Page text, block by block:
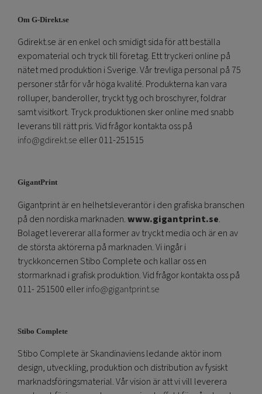
Om G-Direkt.se
Gdirekt.se är en enkel och smidigt sida för att beställa
expomaterial och tryck till företag. Ett tryckeri online på
nätet med produktion i Sverige. Vår trevliga personal på 75
personer står för vår höga kvalité. Produkterna kan vara
rolluper, banderoller, tryckt tyg och broschyrer, foldrar
samt visitkort. Tryck produktionen sker online med snabb
leverans till rätt pris. Vid frågor kontakta oss på
info@gdirekt.se eller 011-251515
GigantPrint
Gigantprint är en helhetsleverantör i den grafiska branschen
på den nordiska marknaden.www.gigantprint.se.
Bolaget levererar alla former av tryckt media och är en av
de största aktörerna på marknaden. Vi ingår i
tryckkoncernen Stibo Complete och kallar oss en
stormarknad i grafisk produktion. Vid frågor kontakta oss på
011- 251500 ellerinfo@gigantprint.se
Stibo Complete
Stibo Complete är Skandinaviens ledande aktör inom
design, utveckling, produktion och distribution av fysiskt
marknadsföringsmaterial. Vår vision är att vi vill leverera